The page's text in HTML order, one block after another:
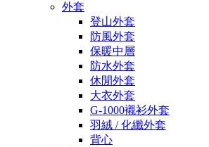
外套
登山外套
防風外套
保暖中層
防水外套
休閒外套
大衣外套
G-1000襯衫外套
羽絨 / 化纖外套
背心